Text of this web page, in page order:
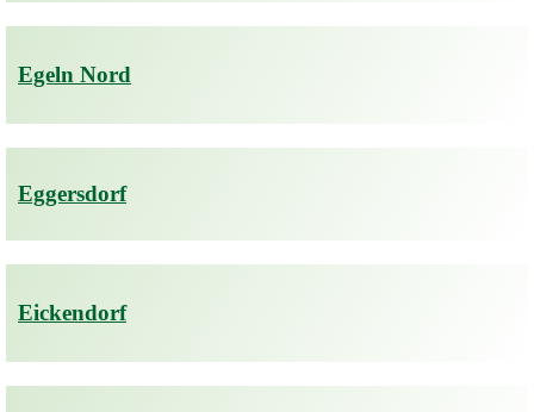
Egeln Nord
Eggersdorf
Eickendorf